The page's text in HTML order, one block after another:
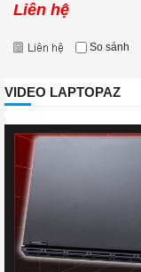
Liên hệ
So sánh
VIDEO LAPTOPAZ